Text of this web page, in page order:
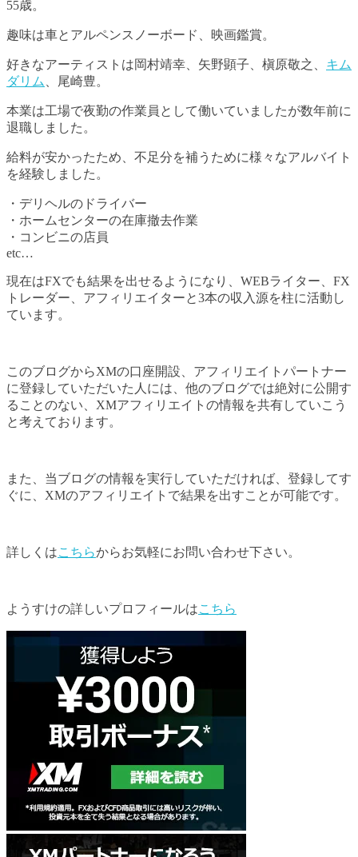
55歳。
趣味は車とアルペンスノーボード、映画鑑賞。
好きなアーティストは岡村靖幸、矢野顕子、槇原敬之、 キム
ダリム
、尾崎豊。
本業は工場で夜勤の作業員として働いていましたが数年前に
退職しました。
給料が安かったため、不足分を補うために様々なアルバイト
を経験しました。
・デリヘルのドライバー
・ホームセンターの在庫撤去作業
・コンビニの店員
etc…
現在はFXでも結果を出せるようになり、WEBライター、FX
トレーダー、アフィリエイターと3本の収入源を柱に活動し
ています。
このブログからXMの口座開設、アフィリエイトパートナー
に登録していただいた人には、他のブログでは絶対に公開す
ることのない、XMアフィリエイトの情報を共有していこう
と考えております。
また、当ブログの情報を実行していただければ、登録してす
ぐに、XMのアフィリエイトで結果を出すことが可能です。
詳しくはこちらからお気軽にお問い合わせ下さい。
ようすけの詳しいプロフィールはこちら